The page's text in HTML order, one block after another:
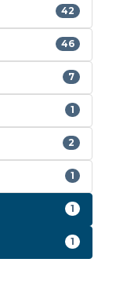
42
46
7
1
2
1
1
1